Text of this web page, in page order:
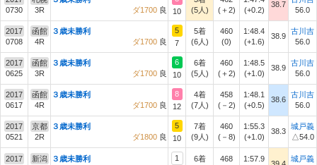
0730
3R
ダ1700 良
10
(5人)
(＋2)
(+0.2)
38.7
56.0
2017
0708
函館
4R
３歳未勝利
ダ1700 良
5
7
5着
(6人)
460
(0)
1:48.4
(+1.6)
38.9
古川吉
56.0
2017
0625
函館
3R
３歳未勝利
ダ1700 良
6
10
6着
(5人)
460
(＋2)
1:48.5
(+1.0)
38.9
古川吉
56.0
2017
0617
函館
4R
３歳未勝利
ダ1700 良
8
12
4着
(7人)
458
(－2)
1:48.1
(+0.5)
38.6
古川吉
56.0
2017
0521
京都
2R
３歳未勝利
ダ1800 良
5
10
7着
(9人)
460
(－8)
1:55.3
(+1.0)
38.3
城戸義
△54.0
2017
新潟
３歳未勝利
1
6着
468
1:57.9
城戸義